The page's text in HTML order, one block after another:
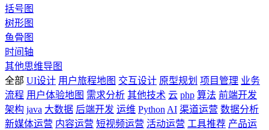
括号图
树形图
鱼骨图
时间轴
其他思维导图
全部 UI设计 用户旅程地图 交互设计 原型规划 项目管理 业务
流程 用户体验地图 需求分析 其他技术 云 php 算法 前端开发
架构 java 大数据 后端开发 运维 Python AI 渠道运营 数据分析
新媒体运营 内容运营 短视频运营 活动运营 工具推荐 产品运